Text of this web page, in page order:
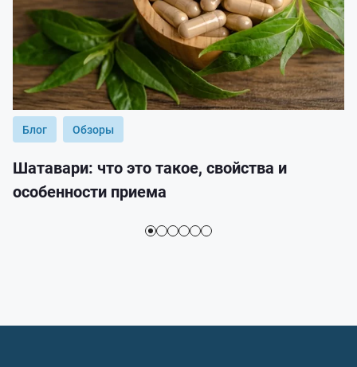
Блог Обзоры
Шатавари: что это такое, свойства и
особенности приема